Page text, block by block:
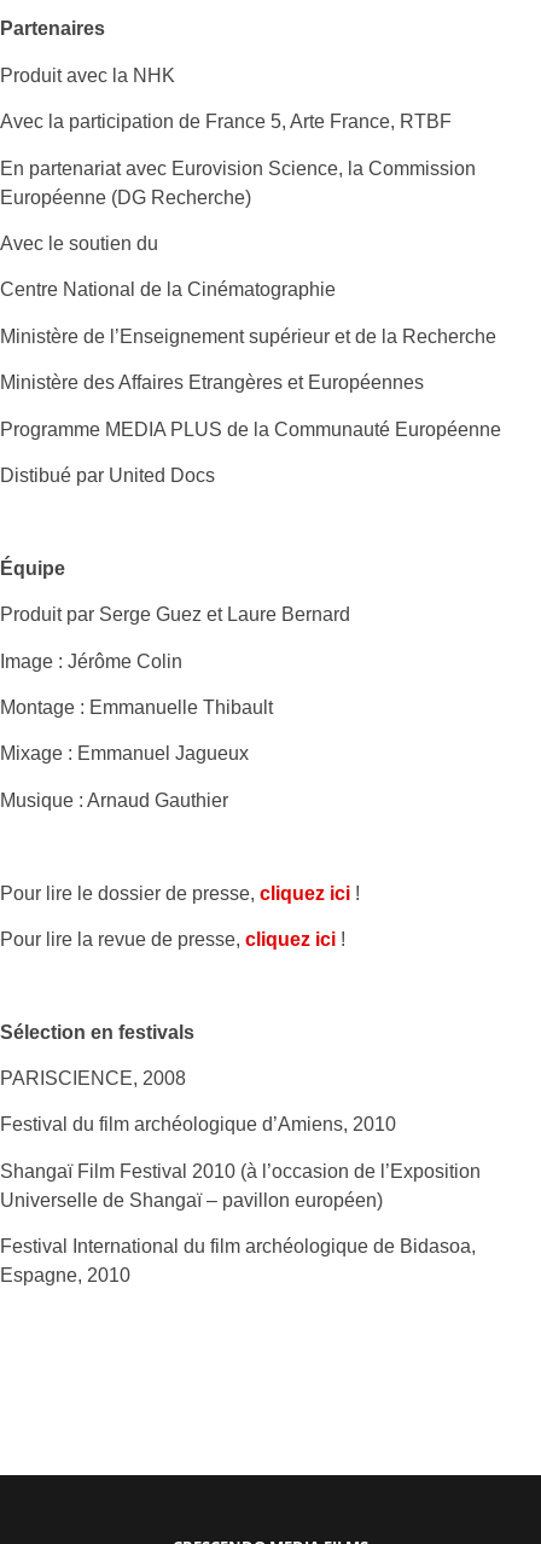
Partenaires
Produit avec la NHK
Avec la participation de France 5, Arte France, RTBF
En partenariat avec Eurovision Science, la Commission
Européenne (DG Recherche)
Avec le soutien du
Centre National de la Cinématographie
Ministère de l’Enseignement supérieur et de la Recherche
Ministère des Affaires Etrangères et Européennes
Programme MEDIA PLUS de la Communauté Européenne
Distibué par United Docs
Équipe
Produit par Serge Guez et Laure Bernard
Image : Jérôme Colin
Montage : Emmanuelle Thibault
Mixage : Emmanuel Jagueux
Musique : Arnaud Gauthier
Pour lire le dossier de presse, cliquez ici !
Pour lire la revue de presse, cliquez ici !
Sélection en festivals
PARISCIENCE, 2008
Festival du film archéologique d’Amiens, 2010
Shangaï Film Festival 2010 (à l’occasion de l’Exposition
Universelle de Shangaï – pavillon européen)
Festival International du film archéologique de Bidasoa,
Espagne, 2010